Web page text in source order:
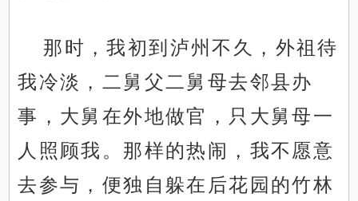
那时，我初到泸州不久，外祖待
我冷淡，二舅父二舅母去邻县办
事，大舅在外地做官，只大舅母一
人照顾我。那样的热闹，我不愿意
去参与，便独自躲在后花园的竹林